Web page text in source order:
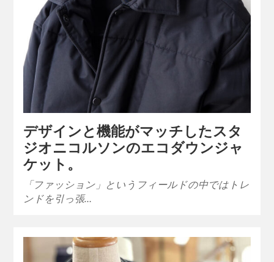
デザインと機能がマッチしたスタ
ジオニコルソンのエコダウンジャ
ケット。
「ファッション」というフィールドの中ではトレ
ンドを引っ張…